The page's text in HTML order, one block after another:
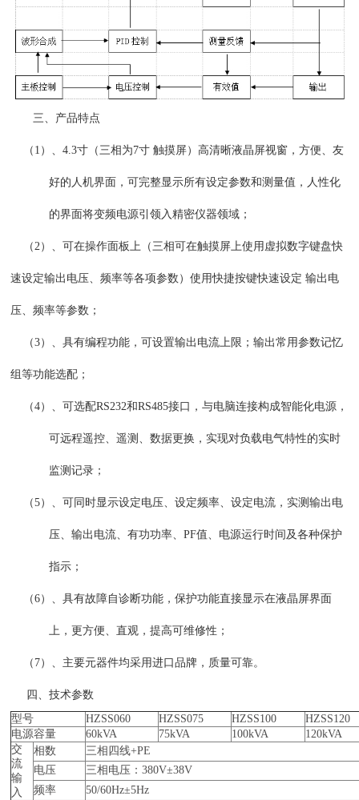
三、产品特点
（ 1）、4.3寸（三相为7寸 触摸屏）高清晰液晶屏视窗，方便、友
好的人机界面，可完整显示所有设定参数和测量值，人性化
的界面将变频电源引领入精密仪器领域；
（ 2）、可在操作面板上（三相可在触摸屏上使用虚拟数字键盘快
速设定输出电压、频率等各项参数 ）使用快捷按键快速设定 输出电
压、频率等参数；
（3）、具有编程功能，可设置输出电流上限；输出常用参数记忆
组等功能选配；
（4）、可选配RS232和RS485接口，与电脑连接构成智能化电源，
可远程遥控、遥测、数据更换，实现对负载电气特性的实时
监测记录；
（5）、可同时显示设定电压、设定频率、设定电流，实测输出电
压、输出电流、有功功率、PF值、电源运行时间及各种保护
指示；
（6）、具有故障自诊断功能，保护功能直接显示在液晶屏界面
上，更方便、直观，提高可维修性；
（ 7）、主要元器件均采用进口品牌，质量可靠。
四、技术参数
型号
HZSS060 HZSS075 HZSS100
HZSS120
电源容量
60kVA 75kVA 100kVA
120kVA
交
流
输
入
相数
三相四线+PE
电压
三相电压：380V±38V
频率
50/60Hz±5Hz